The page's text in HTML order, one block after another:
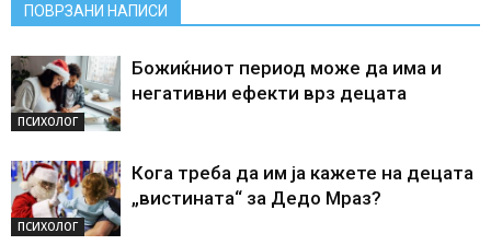
ПОВРЗАНИ НАПИСИ
ПСИХОЛОГ
Божиќниот период може да има и
негативни ефекти врз децата
ПСИХОЛОГ
Кога треба да им ја кажете на децата
„вистината“ за Дедо Мраз?